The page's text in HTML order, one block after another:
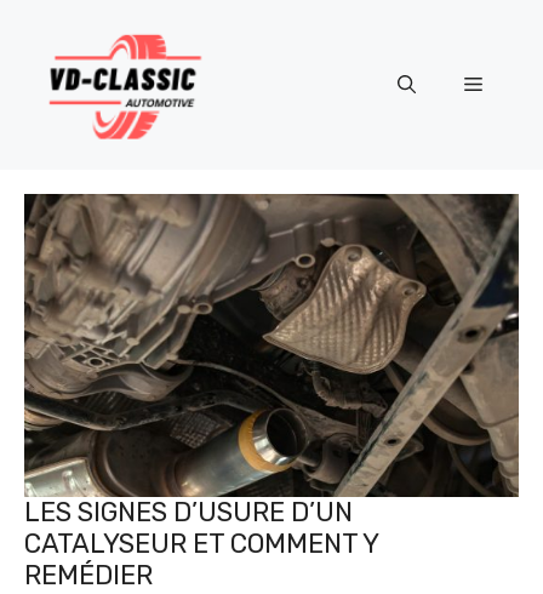
contenu
Menu
LES SIGNES D’USURE D’UN
CATALYSEUR ET COMMENT Y
REMÉDIER